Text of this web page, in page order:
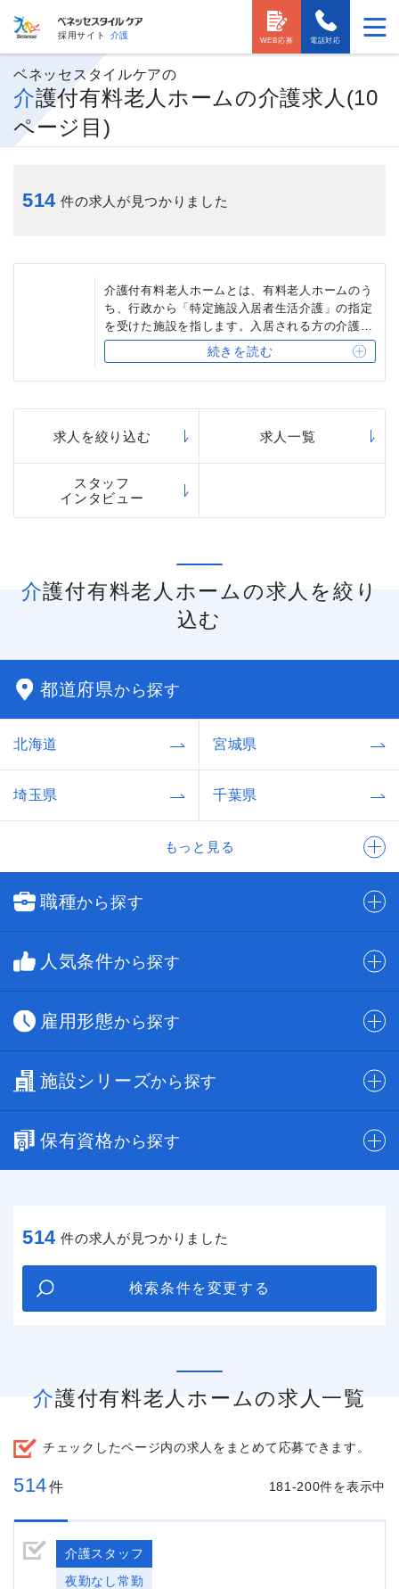
採用サイト 介護
電話対応
WEB応募
ベネッセスタイルケアの
介護付有料老人ホームの介護求人(10
ページ目)
514 件の求人が見つかりました
介護付有料老人ホームとは、有料老人ホームのう
ち、行政から「特定施設入居者生活介護」の指定
を受けた施設を指します。入居される方の介護度
に応じて、「入居時自立型」「介護専用型」「混
合型」の3タイプがあります。多くの介護付有料
老人ホームでは、24時間体制でサービスを提供し
「まどか」などのさまざまなシリーズの介護付有
続きを読む
求人を絞り込む 求人一覧
スタッフ
インタビュー
介護付有料老人ホームの求人を絞り
込む
都道府県から探す
北海道 宮城県
埼玉県 千葉県
もっと見る
職種から探す
人気条件から探す
雇用形態から探す
施設シリーズから探す
保有資格から探す
514 件の求人が見つかりました
検索条件を変更する
介護付有料老人ホームの求人一覧
チェックしたページ内の求人をまとめて応募できます。
514件 181-200件を表示中
介護スタッフ
夜勤なし常勤